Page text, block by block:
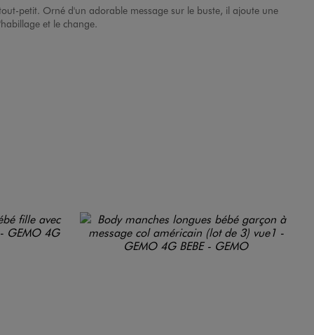
petit. Orné d'un adorable message sur le buste, il ajoute une
et le change.